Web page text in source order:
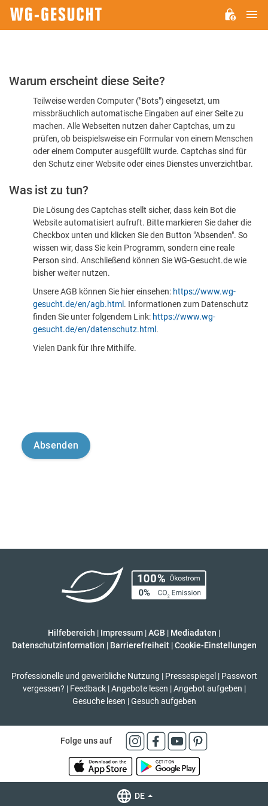
Bitte
dass
sind
Warum erscheint diese Seite?
Teilweise werden Computer ("Bots") eingesetzt, um
missbräuchlich automatische Eingaben auf einer Seite zu
machen. Alle Webseiten nutzen daher Captchas, um zu
prüfen, ob beispielsweise ein Formular von einem Menschen
oder einem Computer ausgefüllt wurde. Captchas sind für
den Schutz einer Website oder eines Dienstes unverzichtbar.
Was ist zu tun?
Die Lösung des Captchas stellt sicher, dass kein Bot die
Website automatisiert aufruft. Bitte markieren Sie daher die
Checkbox unten und klicken Sie den Button "Absenden". So
wissen wir, dass Sie kein Programm, sondern eine reale
Person sind. Anschließend können Sie WG-Gesucht.de wie
bisher weiter nutzen.
Unsere AGB können Sie hier einsehen: https://www.wg-
gesucht.de/en/agb.html . Informationen zum Datenschutz
finden Sie unter folgendem Link: https://www.wg-
gesucht.de/en/datenschutz.html .
Vielen Dank für Ihre Mithilfe.
Hilfebereich | Impressum |AGB | Mediadaten |
Datenschutzinformation | Barrierefreiheit | Cookie-Einstellungen
Professionelle und gewerbliche Nutzung | Pressespiegel | Passwort
vergessen? | Feedback | Angebote lesen | Angebot aufgeben |
Gesuche lesen | Gesuch aufgeben
Folge uns auf
DE